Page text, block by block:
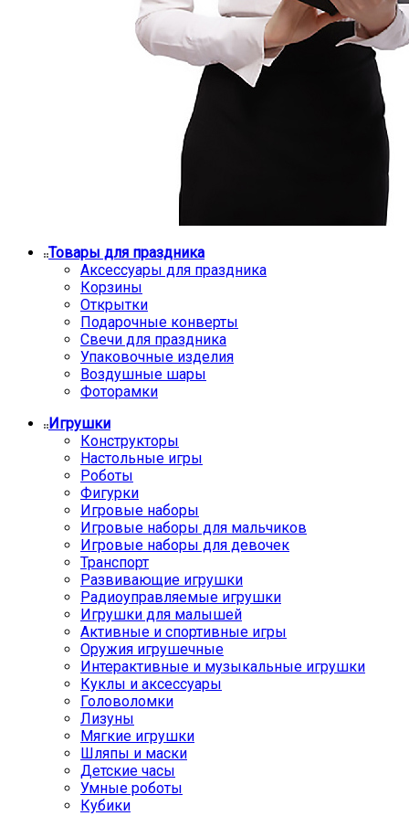
Товары для праздника
Аксессуары для праздника
Корзины
Открытки
Подарочные конверты
Свечи для праздника
Упаковочные изделия
Воздушные шары
Фоторамки
Игрушки
Конструкторы
Настольные игры
Роботы
Фигурки
Игровые наборы
Игровые наборы для мальчиков
Игровые наборы для девочек
Транспорт
Развивающие игрушки
Радиоуправляемые игрушки
Игрушки для малышей
Активные и спортивные игры
Оружия игрушечные
Интерактивные и музыкальные игрушки
Куклы и аксессуары
Головоломки
Лизуны
Мягкие игрушки
Шляпы и маски
Детские часы
Умные роботы
Кубики